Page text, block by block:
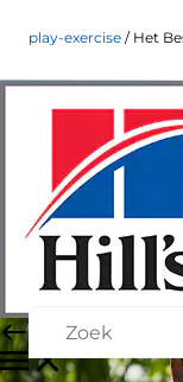
play-exercise Het
Het
uw
Spel en
Katie Finlay
|
Januari 26,